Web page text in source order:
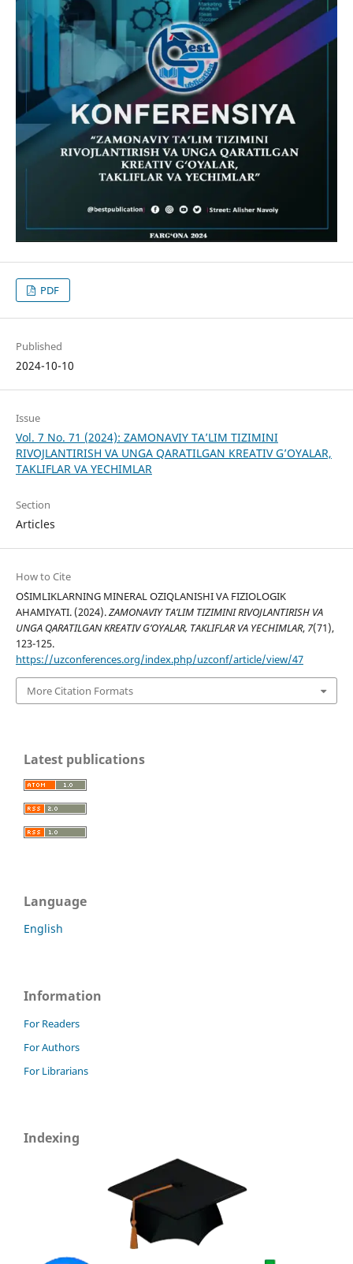
PDF
Published
2024-10-10
Issue
Vol. 7 No. 71 (2024): ZAMONAVIY TA’LIM TIZIMINI
RIVOJLANTIRISH VA UNGA QARATILGAN KREATIV G’OYALAR,
TAKLIFLAR VA YECHIMLAR
Section
Articles
How to Cite
O`SIMLIKLARNING MINERAL OZIQLANISHI VA FIZIOLOGIK
AHAMIYATI. (2024).ZAMONAVIY TA’LIM TIZIMINI RIVOJLANTIRISH VA
UNGA QARATILGAN KREATIV G’OYALAR, TAKLIFLAR VA YECHIMLAR, 7(71),
123-125.
https://uzconferences.org/index.php/uzconf/article/view/47
More Citation Formats
Latest publications
Language
English
Information
For Readers
For Authors
For Librarians
Indexing